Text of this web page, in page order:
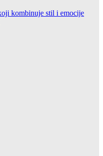
kombinuje stil i emocije